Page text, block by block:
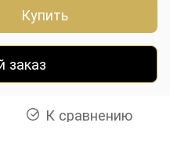
Купить
заказ
К сравнению